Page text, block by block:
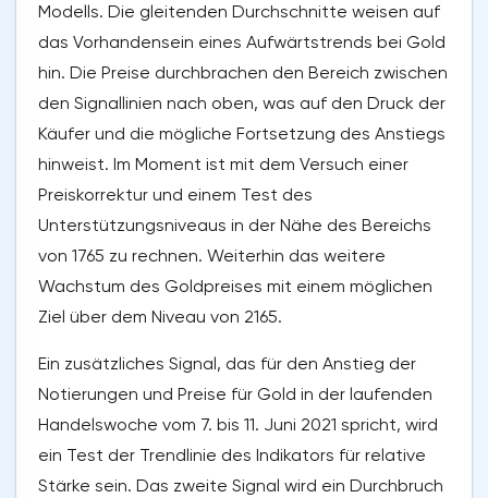
Modells. Die gleitenden Durchschnitte weisen auf
das Vorhandensein eines Aufwärtstrends bei Gold
hin. Die Preise durchbrachen den Bereich zwischen
den Signallinien nach oben, was auf den Druck der
Käufer und die mögliche Fortsetzung des Anstiegs
hinweist. Im Moment ist mit dem Versuch einer
Preiskorrektur und einem Test des
Unterstützungsniveaus in der Nähe des Bereichs
von 1765 zu rechnen. Weiterhin das weitere
Wachstum des Goldpreises mit einem möglichen
Ziel über dem Niveau von 2165.
Ein zusätzliches Signal, das für den Anstieg der
Notierungen und Preise für Gold in der laufenden
Handelswoche vom 7. bis 11. Juni 2021 spricht, wird
ein Test der Trendlinie des Indikators für relative
Stärke sein. Das zweite Signal wird ein Durchbruch